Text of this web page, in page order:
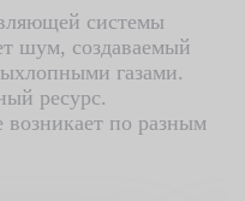
системы
шум, создаваемый
газами.
ресурс.
возникает по разным